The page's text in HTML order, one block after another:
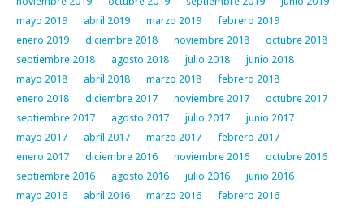
mayo 2019
abril 2019 marzo 2019
febrero 2019
enero 2019
diciembre 2018 noviembre 2018
octubre 2018
septiembre 2018
agosto 2018 julio 2018
junio 2018
mayo 2018
abril 2018 marzo 2018
febrero 2018
enero 2018
diciembre 2017 noviembre 2017
octubre 2017
septiembre 2017
agosto 2017 julio 2017
junio 2017
mayo 2017
abril 2017 marzo 2017
febrero 2017
enero 2017
diciembre 2016 noviembre 2016
octubre 2016
septiembre 2016
agosto 2016 julio 2016
junio 2016
mayo 2016
abril 2016 marzo 2016
febrero 2016